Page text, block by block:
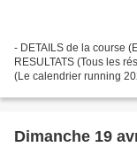
- DETAILS de la course
RESULTATS (Tous les
(Le calendrier running
Dimanche 19